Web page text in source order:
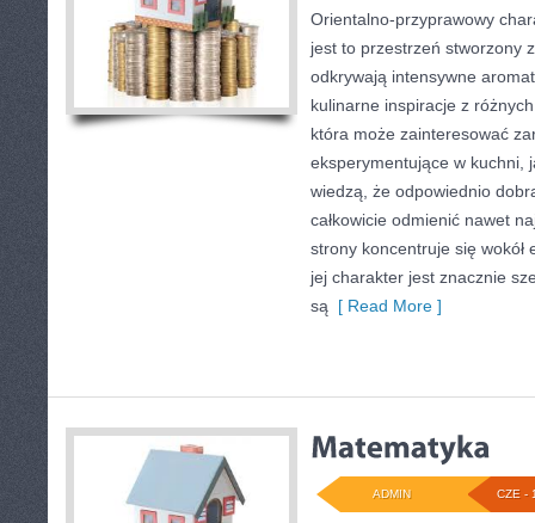
Orientalno-przyprawowy
jest to przestrzeń stworzony
odkrywają intensywne
kulinarne inspiracje z
która może zainteresować
eksperymentujące w kuchni,
wiedzą, że odpowiednio
całkowicie odmienić nawet
strony koncentruje się wokół
jej charakter jest znacznie
są [ Read More ]
CZE -
ADMIN